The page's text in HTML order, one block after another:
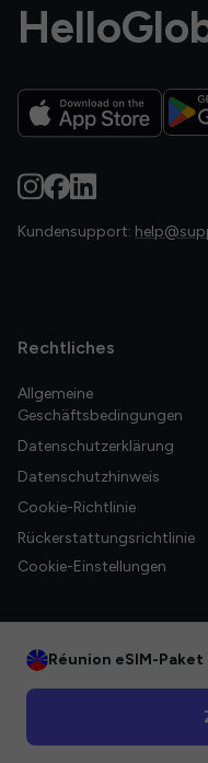
Kundensupport:
Rechtliches
Allgemeine
Geschäftsbedingungen
Datenschutzerklärung
Datenschutzhinweis
Cookie-Richtlinie
Rückerstattungsrichtlinie
Cookie-Einstellungen
Réunion eSIM-Paket